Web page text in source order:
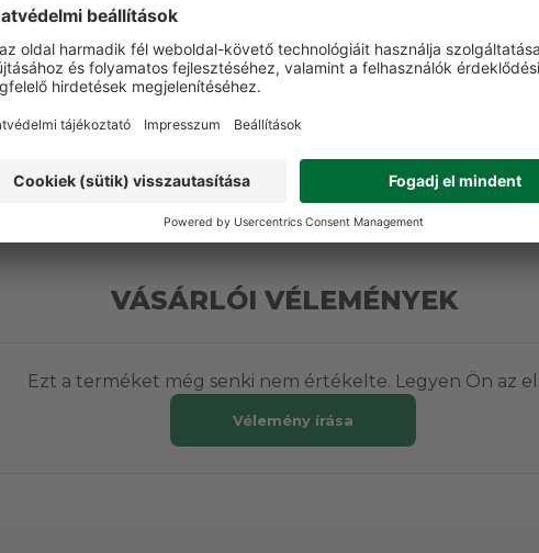
116 730 Ft
VÁSÁRLÓI VÉLEMÉNYEK
Ezt a terméket még senki nem értékelte. Legyen Ön az
Vélemény írása